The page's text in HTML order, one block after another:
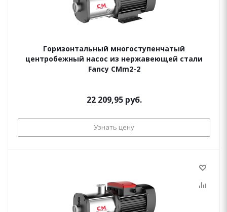
Горизонтальный многоступенчатый
центробежный насос из нержавеющей стали
Fancy CMm2-2
22 209,95 руб.
Узнать цену